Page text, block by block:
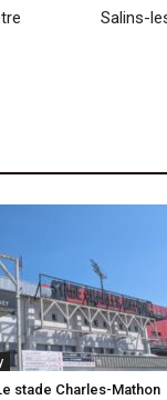
Salins-
stade Charles-Mathon